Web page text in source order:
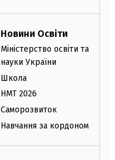
Новини Освіти
Міністерство освіти та
науки України
Школа
НМТ 2026
Саморозвиток
Навчання за кордоном